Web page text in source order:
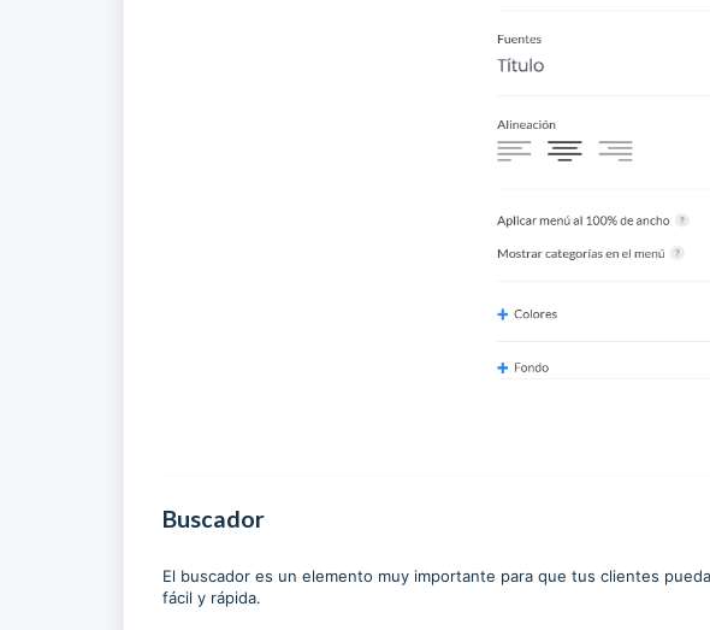
Buscador
El buscador es un elemento muy importante para que tus clientes
fácil y rápida.